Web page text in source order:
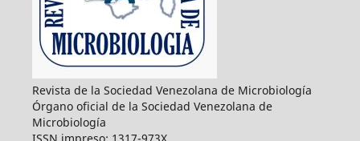
Revista de la Sociedad Venezolana de Microbiología
Órgano oficial de la Sociedad Venezolana de
Microbiología